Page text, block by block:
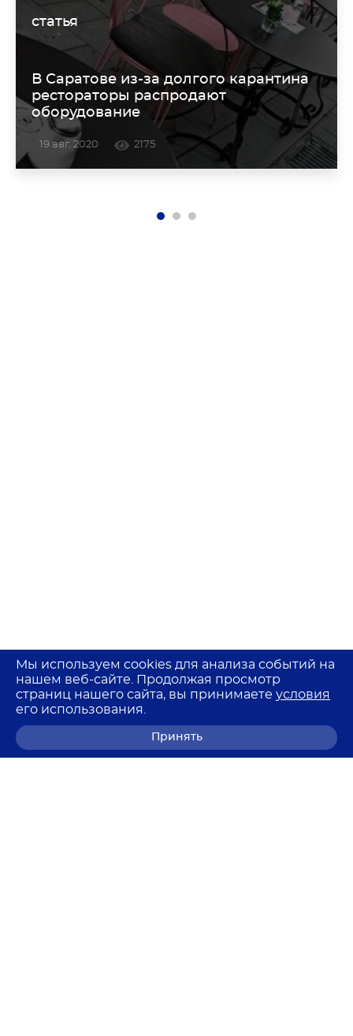
статья
В Саратове из-за долгого карантина
рестораторы распродают
оборудование
19 авг. 2020 2175
Мы используем cookies для анализа событий на
нашем веб-сайте. Продолжая просмотр
страниц нашего сайта, вы принимаете условия
его использования.
Принять